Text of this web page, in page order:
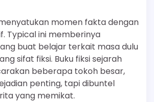
momen fakta dengan
Typical ini memberinya
buat belajar terkait masa dulu
sifat fiksi. Buku fiksi sejarah
beberapa tokoh besar,
penting, tapi dibuntel
yang memikat.